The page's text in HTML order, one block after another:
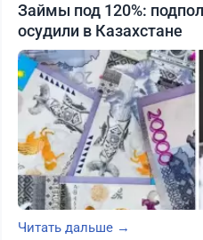
Займы под 120%:
осудили в Казахстане
Читать дальше →